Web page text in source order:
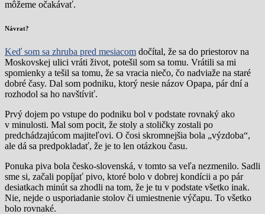
môžeme očakávať.
Návrat?
Keď som sa zhruba pred mesiacom dočítal, že sa do priestorov na
Moskovskej ulici vráti život, potešil som sa tomu. Vrátili sa mi
spomienky a tešil sa tomu, že sa vracia niečo, čo nadviaže na staré
dobré časy. Dal som podniku, ktorý nesie názov Opapa, pár dní a
rozhodol sa ho navštíviť.
Prvý dojem po vstupe do podniku bol v podstate rovnaký ako
v minulosti. Mal som pocit, že stoly a stoličky zostali po
predchádzajúcom majiteľovi. O čosi skromnejšia bola „výzdoba“,
ale dá sa predpokladať, že je to len otázkou času.
Ponuka piva bola česko-slovenská, v tomto sa veľa nezmenilo. Sadli
sme si, začali popíjať pivo, ktoré bolo v dobrej kondícii a po pár
desiatkach minút sa zhodli na tom, že je tu v podstate všetko inak.
Nie, nejde o usporiadanie stolov či umiestnenie výčapu. To všetko
bolo rovnaké.